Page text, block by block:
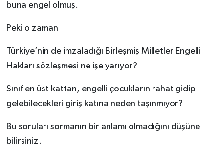
buna engel olmuş.
Peki o zaman
Türkiye’nin de imzaladığı Birleşmiş Milletler Engelli
Hakları sözleşmesi ne işe yarıyor?
Sınıf en üst kattan, engelli çocukların rahat gidip
gelebilecekleri giriş katına neden taşınmıyor?
Bu soruları sormanın bir anlamı olmadığını düşüne
bilirsiniz.